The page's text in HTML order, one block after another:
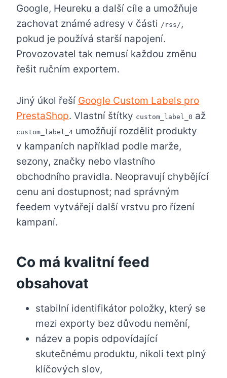
Google, Heureku a další cíle a umožňuje
zachovat známé adresy v části /rss/ ,
pokud je používá starší napojení.
Provozovatel tak nemusí každou změnu
řešit ručním exportem.
Jiný úkol řeší Google Custom Labels pro
PrestaShop. Vlastní štítky custom_label_0 až
custom_label_4 umožňují rozdělit produkty
v kampaních například podle marže,
sezony, značky nebo vlastního
obchodního pravidla. Neopravují chybějící
cenu ani dostupnost; nad správným
feedem vytvářejí další vrstvu pro řízení
kampaní.
Co má kvalitní feed
obsahovat
stabilní identifikátor položky, který se
mezi exporty bez důvodu nemění,
název a popis odpovídající
skutečnému produktu, nikoli text plný
klíčových slov,